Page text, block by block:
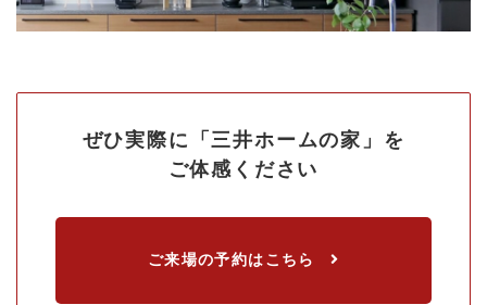
ぜひ実際に
「三井ホームの家」を
ご体感ください
ご来場の予約はこちら